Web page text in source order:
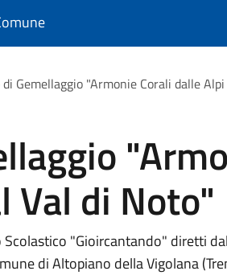
Gemellaggio "Armonie Corali dalle
Val di Noto"
"Gioircantando" diretti
di Altopiano della Vigolana